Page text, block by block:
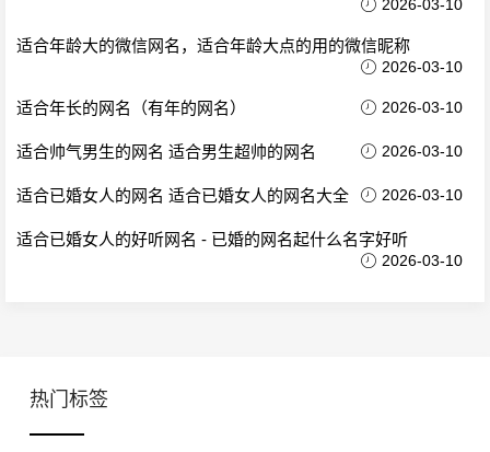
2026-03-10
适合年龄大的微信网名，适合年龄大点的用的微信昵称
2026-03-10
适合年长的网名（有年的网名） 2026-03-10
适合帅气男生的网名 适合男生超帅的网名 2026-03-10
适合已婚女人的网名 适合已婚女人的网名大全 2026-03-10
适合已婚女人的好听网名 - 已婚的网名起什么名字好听
2026-03-10
热门标签